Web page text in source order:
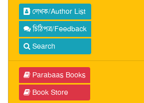
লেখক/Author List
চিঠিপত্র/Feedback
Search
Parabaas Books
Book Store